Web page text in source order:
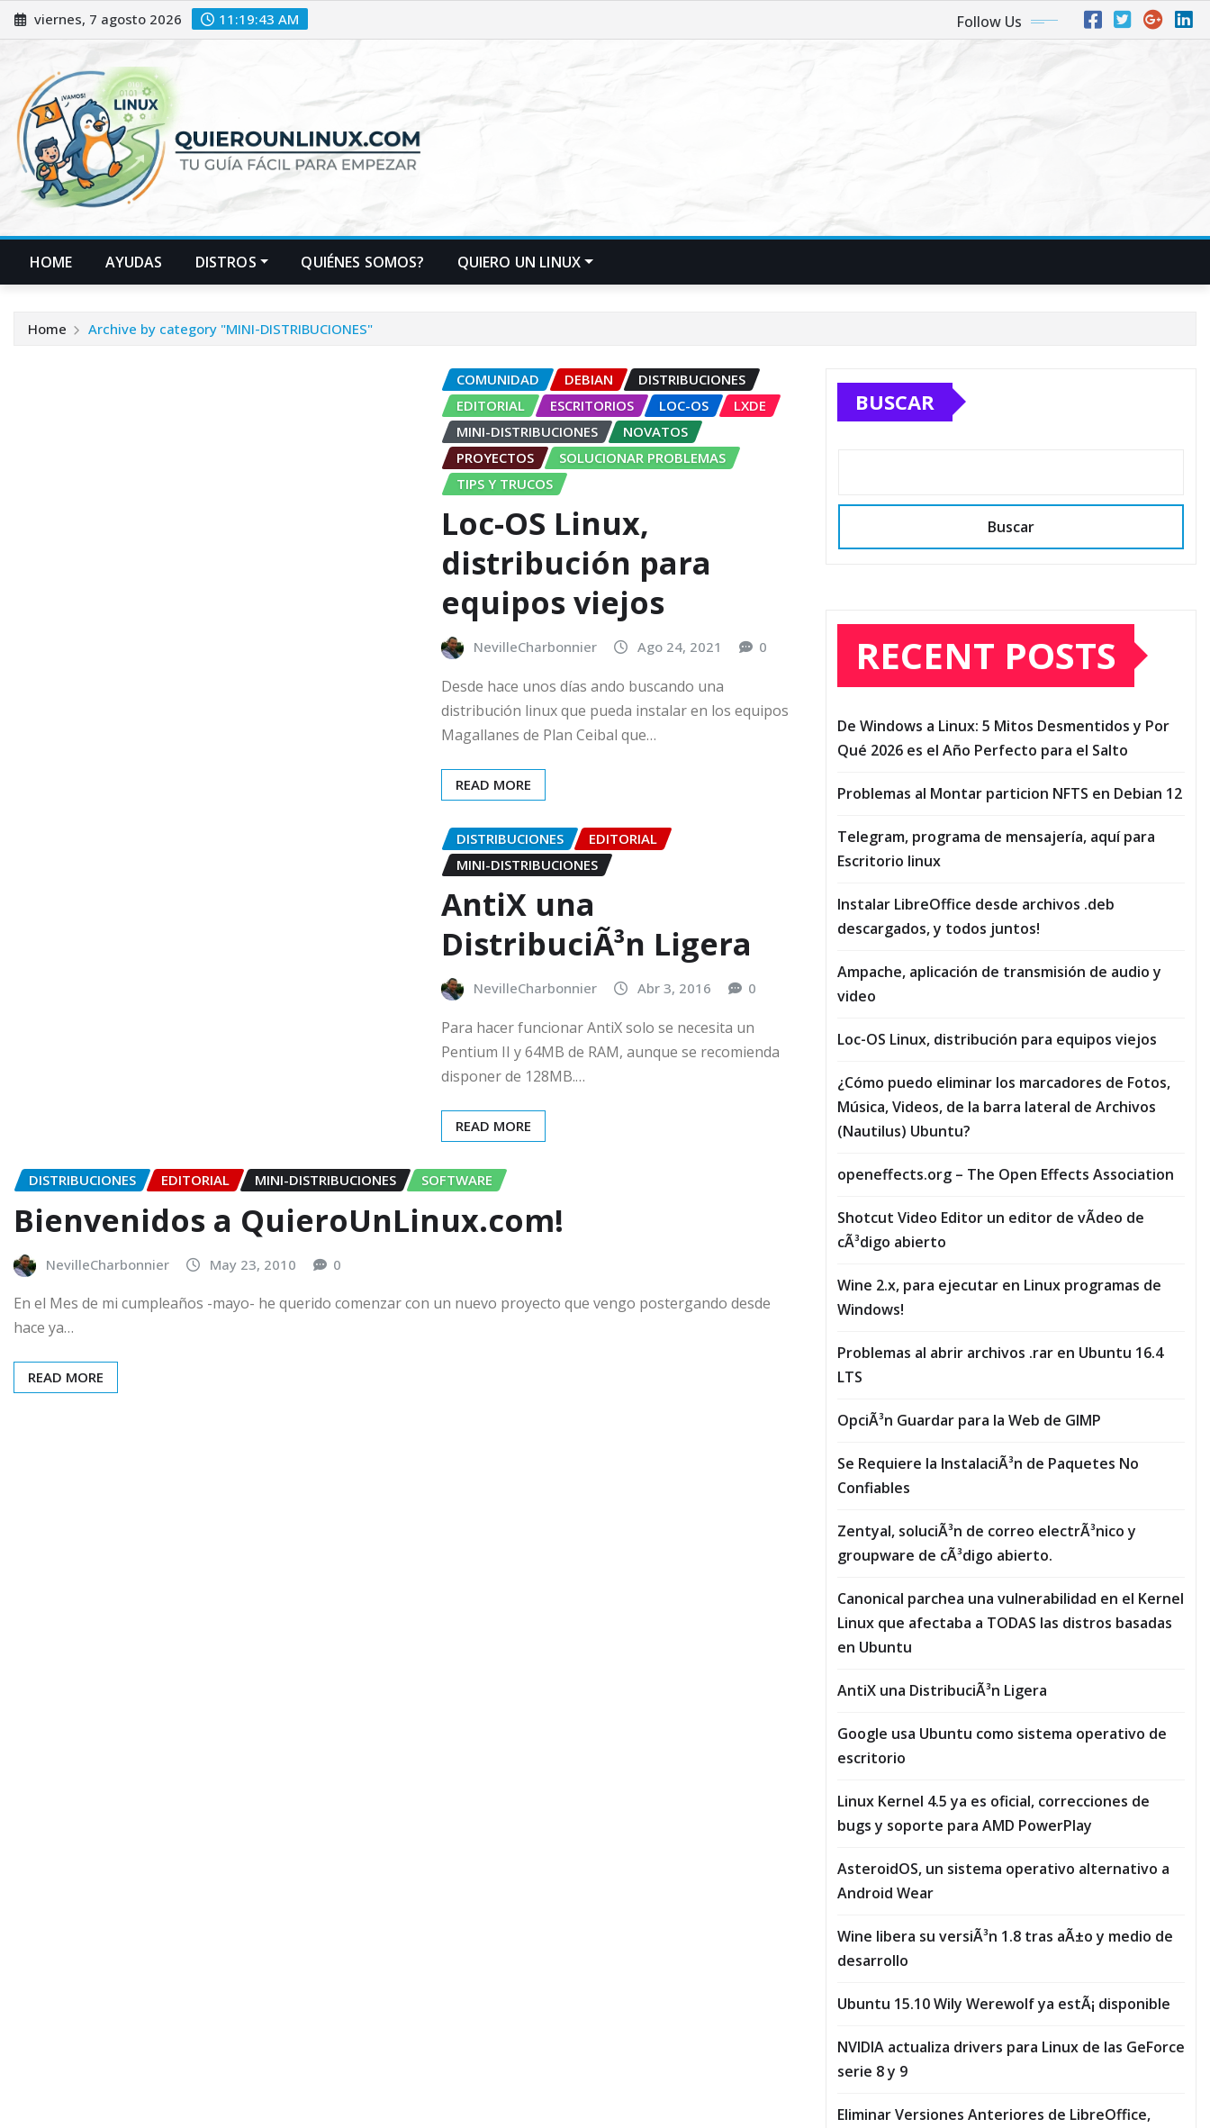
Skip
to
viernes, 7 agosto 2026 11:19:44 AM Follow Us
HOME AYUDAS DISTROS QUIÉNES SOMOS? QUIERO UN LINUX
Home Archive by category "MINI-DISTRIBUCIONES"
COMUNIDAD DEBIAN
DISTRIBUCIONES
EDITORIAL
ESCRITORIOS LOC-OS
LXDE
MINI-DISTRIBUCIONES
NOVATOS
PROYECTOS
SOLUCIONAR PROBLEMAS
TIPS Y TRUCOS
Loc-OS Linux,
distribución para
equipos viejos
NevilleCharbonnier Ago 24, 2021 0
Desde hace unos días ando buscando una
distribución linux que pueda instalar en los equipos
Magallanes de Plan Ceibal que…
READ MORE
DISTRIBUCIONES
EDITORIAL
MINI-DISTRIBUCIONES
AntiX una
DistribuciÃ³n Ligera
NevilleCharbonnier Abr 3, 2016 0
Para hacer funcionar AntiX solo se necesita un
Pentium II y 64MB de RAM, aunque se recomienda
disponer de 128MB.…
READ MORE
DISTRIBUCIONES EDITORIAL MINI-DISTRIBUCIONES SOFTWARE
Bienvenidos a QuieroUnLinux.com!
NevilleCharbonnier May 23, 2010 0
En el Mes de mi cumpleaños -mayo- he querido comenzar con un nuevo proyecto que vengo postergando desde
hace ya…
READ MORE
BUSCAR
Buscar
RECENT POSTS
De Windows a Linux: 5 Mitos Desmentidos y Por
Qué 2026 es el Año Perfecto para el Salto
Problemas al Montar particion NFTS en Debian 12
Telegram, programa de mensajería, aquí para
Escritorio linux
Instalar LibreOffice desde archivos .deb
descargados, y todos juntos!
Ampache, aplicación de transmisión de audio y
video
Loc-OS Linux, distribución para equipos viejos
¿Cómo puedo eliminar los marcadores de Fotos,
Música, Vi­deos, de la barra lateral de Archivos
(Nautilus) Ubuntu?
openeffects.org – The Open Effects Association
Shotcut Video Editor un editor de vÃ­deo de
cÃ³digo abierto
Wine 2.x, para ejecutar en Linux programas de
Windows!
Problemas al abrir archivos .rar en Ubuntu 16.4
LTS
OpciÃ³n Guardar para la Web de GIMP
Se Requiere la InstalaciÃ³n de Paquetes No
Confiables
Zentyal, soluciÃ³n de correo electrÃ³nico y
groupware de cÃ³digo abierto.
Canonical parchea una vulnerabilidad en el Kernel
Linux que afectaba a TODAS las distros basadas
en Ubuntu
AntiX una DistribuciÃ³n Ligera
Google usa Ubuntu como sistema operativo de
escritorio
Linux Kernel 4.5 ya es oficial, correcciones de
bugs y soporte para AMD PowerPlay
AsteroidOS, un sistema operativo alternativo a
Android Wear
Wine libera su versiÃ³n 1.8 tras aÃ±o y medio de
desarrollo
Ubuntu 15.10 Wily Werewolf ya estÃ¡ disponible
NVIDIA actualiza drivers para Linux de las GeForce
serie 8 y 9
Eliminar Versiones Anteriores de LibreOffice,